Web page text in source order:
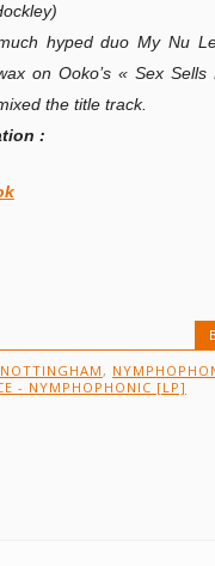
hyped duo My Nu
on Ooko’s « Sex Sells
the title track.
:
NOTTINGHAM ,
- NYMPHOPHONIC [LP]